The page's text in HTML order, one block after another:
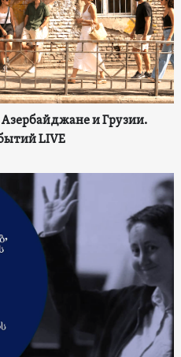
и Грузии.
LIVE